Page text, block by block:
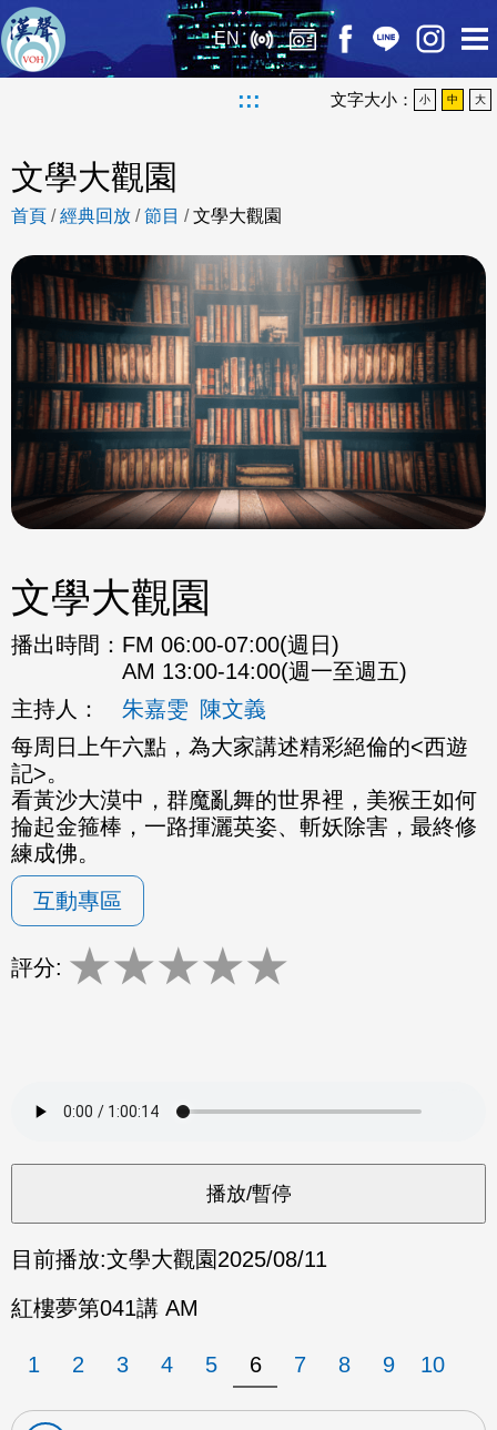
EN
::: 文字大小： 小 中 大
文學大觀園
首頁 /經典回放 /節目 /文學大觀園
文學大觀園
播出時間： FM 06:00-07:00(週日)
AM 13:00-14:00(週一至週五)
主持人：
朱嘉雯 陳文義
每周日上午六點，為大家講述精彩絕倫的<西遊
記>。
看黃沙大漠中，群魔亂舞的世界裡，美猴王如何
掄起金箍棒，一路揮灑英姿、斬妖除害，最終修
練成佛。
互動專區
評分: ★★★★★
目前播放:文學大觀園2025/08/11
紅樓夢第041講 AM
1 2 3 4 5 6 7 8 9 10